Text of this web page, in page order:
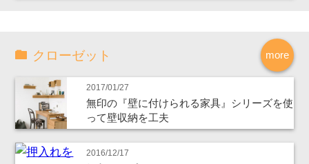
more
クローゼット
2017/01/27
無印の『壁に付けられる家具』シリーズを使
って壁収納を工夫
2016/12/17